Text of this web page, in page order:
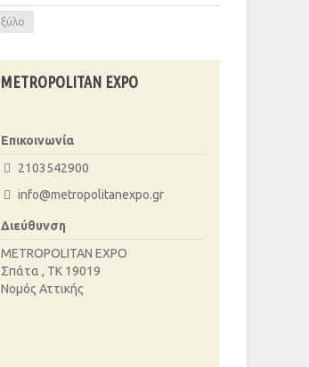
ξύλο
METROPOLITAN EXPO
Επικοινωνία
2103542900
info@metropolitanexpo.gr
Διεύθυνση
METROPOLITAN EXPO
Σπάτα , ΤΚ 19019
Νομός Αττικής